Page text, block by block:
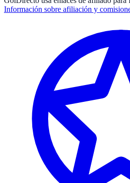
Información sobre afiliación y